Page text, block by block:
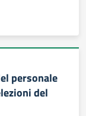
personale
del